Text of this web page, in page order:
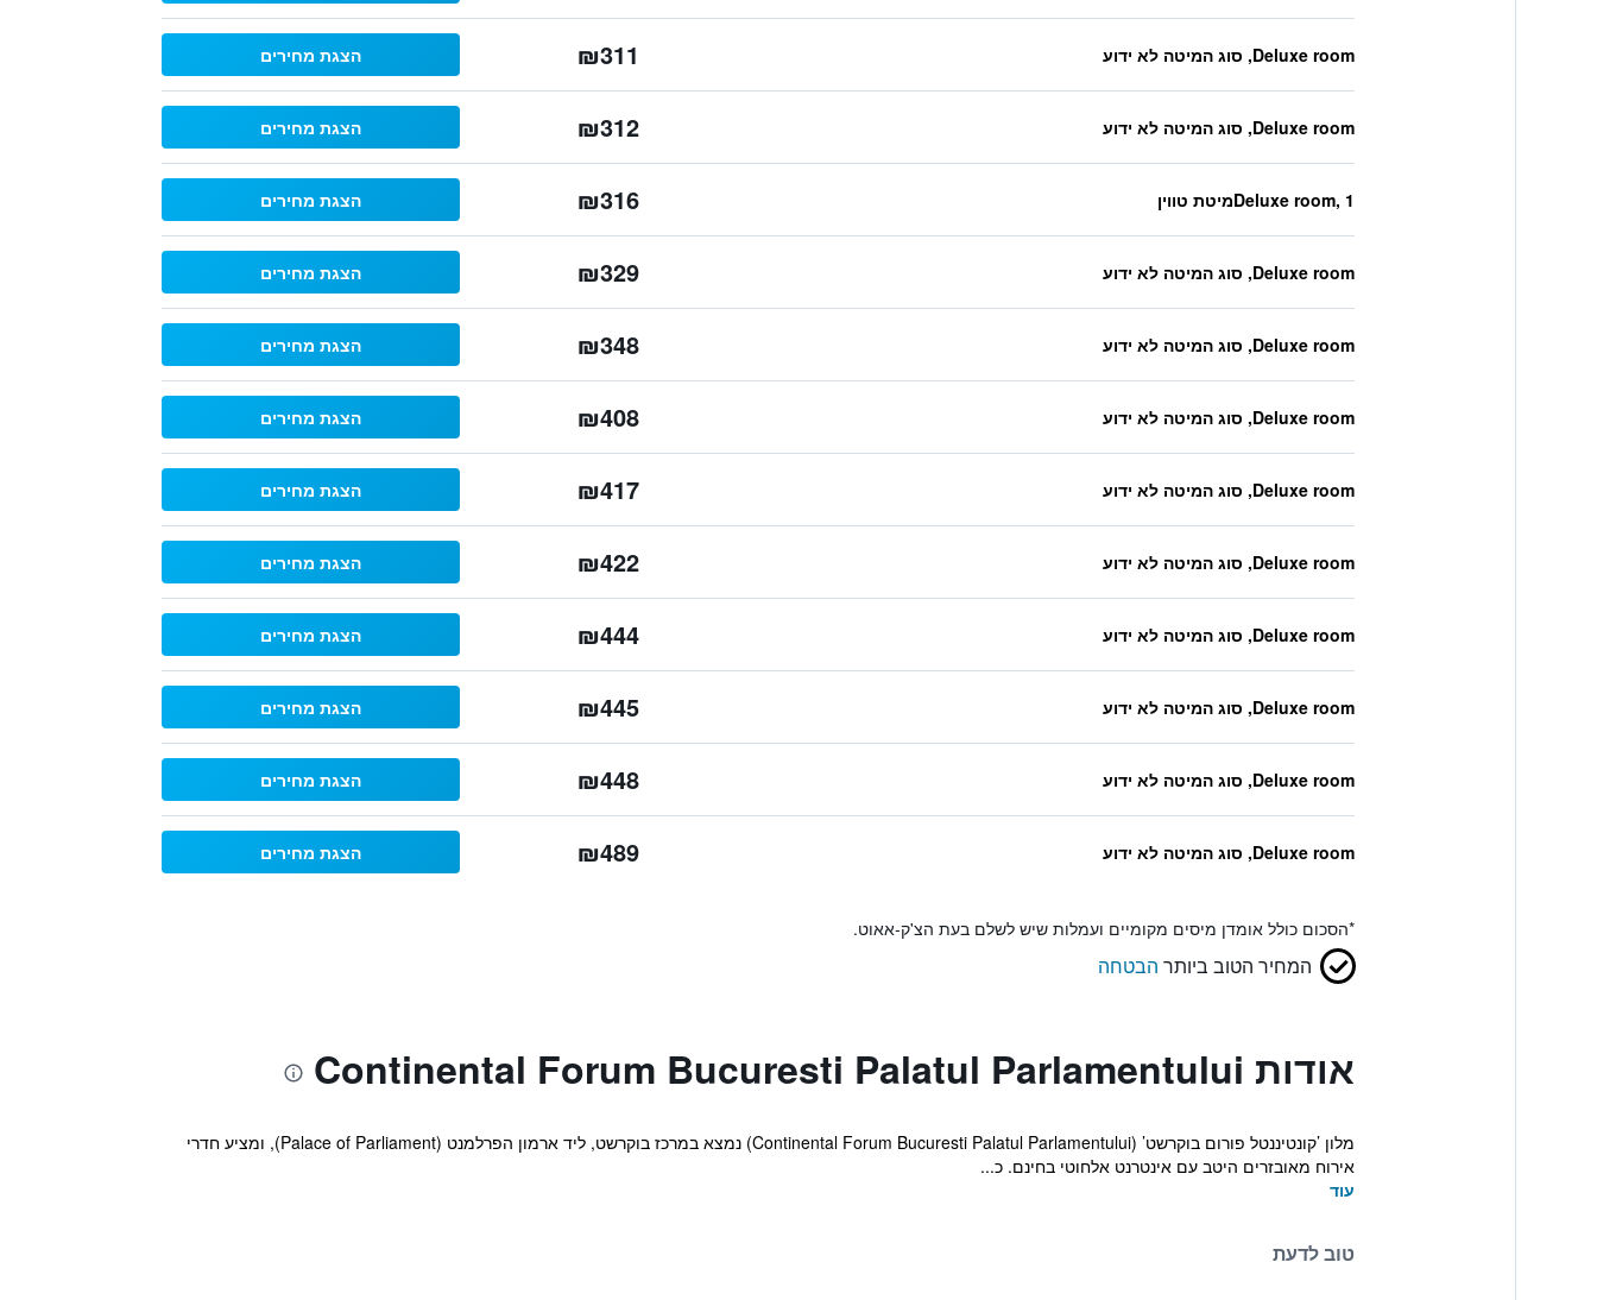
Deluxe room, סוג המיטה לא ידוע ₪311 הצגת מחירים
Deluxe room, סוג המיטה לא ידוע ₪312 הצגת מחירים
Deluxe room, 1מיטת טווין ₪316 הצגת מחירים
Deluxe room, סוג המיטה לא ידוע ₪329 הצגת מחירים
Deluxe room, סוג המיטה לא ידוע ₪348 הצגת מחירים
Deluxe room, סוג המיטה לא ידוע ₪408 הצגת מחירים
Deluxe room, סוג המיטה לא ידוע ₪417 הצגת מחירים
Deluxe room, סוג המיטה לא ידוע ₪422 הצגת מחירים
Deluxe room, סוג המיטה לא ידוע ₪444 הצגת מחירים
Deluxe room, סוג המיטה לא ידוע ₪445 הצגת מחירים
Deluxe room, סוג המיטה לא ידוע ₪448 הצגת מחירים
Deluxe room, סוג המיטה לא ידוע ₪489 הצגת מחירים
*הסכום כולל אומדן מיסים מקומיים ועמלות שיש לשלם בעת הצ'ק-אאוט.
המחיר הטוב ביותר הבטחה
אודות Continental Forum Bucuresti Palatul Parlamentului
מלון ’קונטיננטל פורום בוקרשט’ (Continental Forum Bucuresti Palatul Parlamentului) נמצא במרכז בוקרשט, ליד ארמון הפרלמנט (Palace of Parliament), ומציע חדרי
אירוח מאובזרים היטב עם אינטרנט אלחוטי בחינם. כ...
עוד
טוב לדעת